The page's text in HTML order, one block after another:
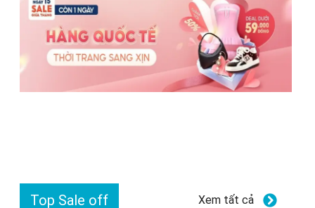
Top Sale off Xem tất cả